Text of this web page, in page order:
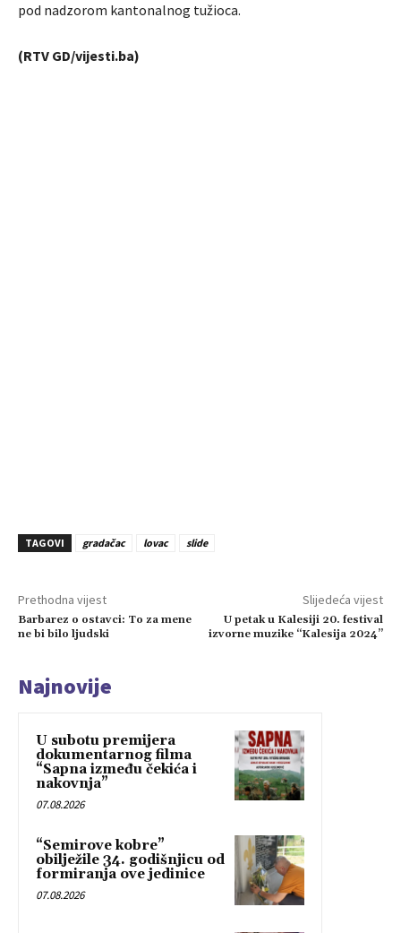
pod nadzorom kantonalnog tužioca.
(RTV GD/vijesti.ba)
TAGOVI gradačac lovac slide
Prethodna vijest
Barbarez o ostavci: To za mene
ne bi bilo ljudski
Slijedeća vijest
U petak u Kalesiji 20. festival
izvorne muzike “Kalesija 2024”
Najnovije
U subotu premijera
dokumentarnog filma
“Sapna između čekića i
nakovnja”
07.08.2026
“Semirove kobre”
obilježile 34. godišnjicu od
formiranja ove jedinice
07.08.2026